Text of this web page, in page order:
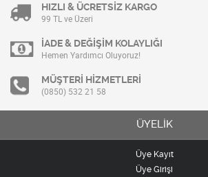
HIZLI & ÜCRETSİZ KARGO
99 TL ve Üzeri
İADE & DEĞİŞİM KOLAYLIĞI
Hemen Yardımcı Oluyoruz!
MÜŞTERİ HİZMETLERİ
(0850) 532 21 58
ÜYELİK
Üye Kayıt
Üye Girişi